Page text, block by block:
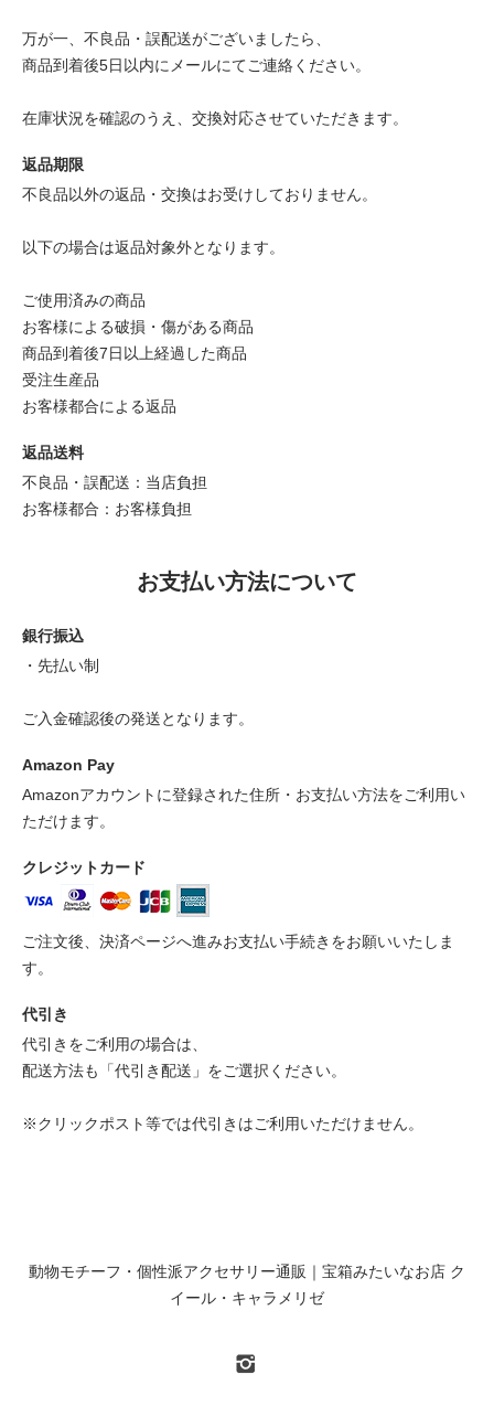
万が一、不良品・誤配送がございましたら、
商品到着後5日以内にメールにてご連絡ください。
在庫状況を確認のうえ、交換対応させていただきます。
返品期限
不良品以外の返品・交換はお受けしておりません。
以下の場合は返品対象外となります。
ご使用済みの商品
お客様による破損・傷がある商品
商品到着後7日以上経過した商品
受注生産品
お客様都合による返品
返品送料
不良品・誤配送：当店負担
お客様都合：お客様負担
お支払い方法について
銀行振込
・先払い制
ご入金確認後の発送となります。
Amazon Pay
Amazonアカウントに登録された住所・お支払い方法をご利用い
ただけます。
クレジットカード
ご注文後、決済ページへ進みお支払い手続きをお願いいたしま
す。
代引き
代引きをご利用の場合は、
配送方法も「代引き配送」をご選択ください。
※クリックポスト等では代引きはご利用いただけません。
動物モチーフ・個性派アクセサリー通販｜宝箱みたいなお店 ク
イール・キャラメリゼ